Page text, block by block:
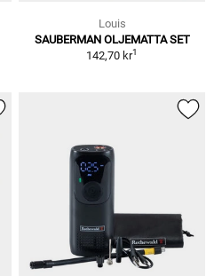
Louis
SAUBERMAN OLJEMATTA SET
142,70 kr1